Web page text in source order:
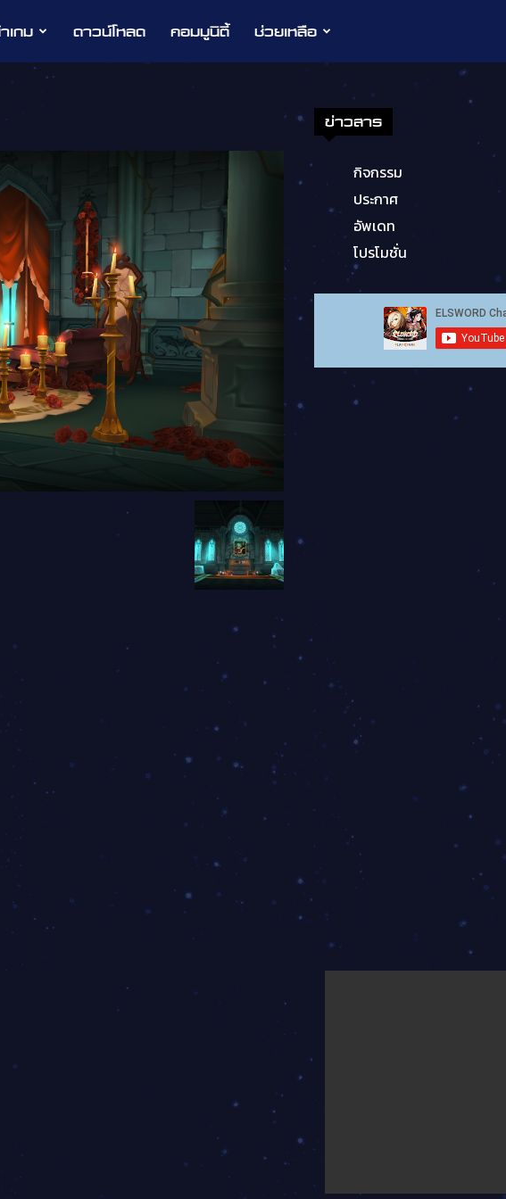
เกม ดาวน์โหลด คอมมูนิตี้ ช่วยเหลือ
ข่าวสาร
กิจกรรม
ประกาศ
อัพเดท
โปรโมชั่น